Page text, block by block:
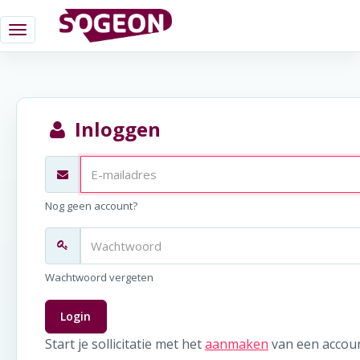
Inloggen
Nog geen account?
Wachtwoord vergeten
Login
Start je sollicitatie met hetaanmaken van een